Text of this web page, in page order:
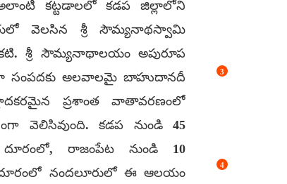
కట్టడాలలో కడప జిల్లాలోని
వెలసిన శ్రీ సౌమ్యనాథస్వామి
శ్రీ సౌమ్యనాథాలయం అపురూప
సంపదకు అలవాలమై బాహుదానదీ
ప్రశాంత వాతావరణంలో
వెలిసివుంది. కడప నుండి 45
దూరంలో, రాజంపేట నుండి 10
నందలూరులో ఈ ఆలయం
3
4